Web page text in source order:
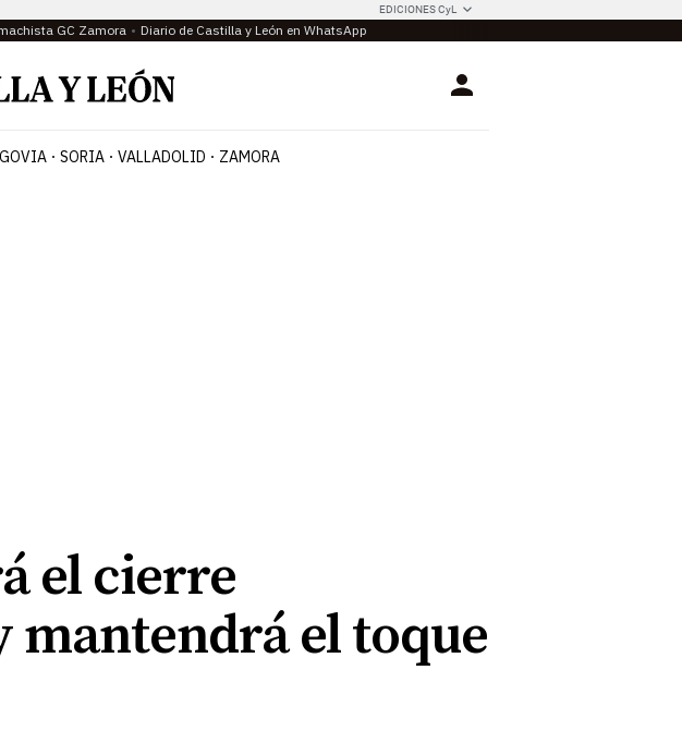
EDICIONES CyL
GC Zamora Diario de Castilla y León en WhatsApp
Login
SORIA VALLADOLID ZAMORA
el cierre
mantendrá el toque